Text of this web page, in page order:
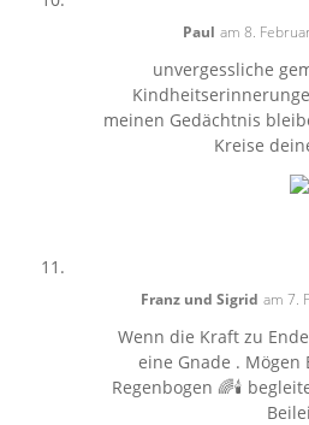
Paul am 8.
unvergessliche
meinen Gedächtnis
Kreise
Franz und Sigrid am 7.
Wenn die Kraft zu
eine Gnade .
Regenbogen 🌈🕯️